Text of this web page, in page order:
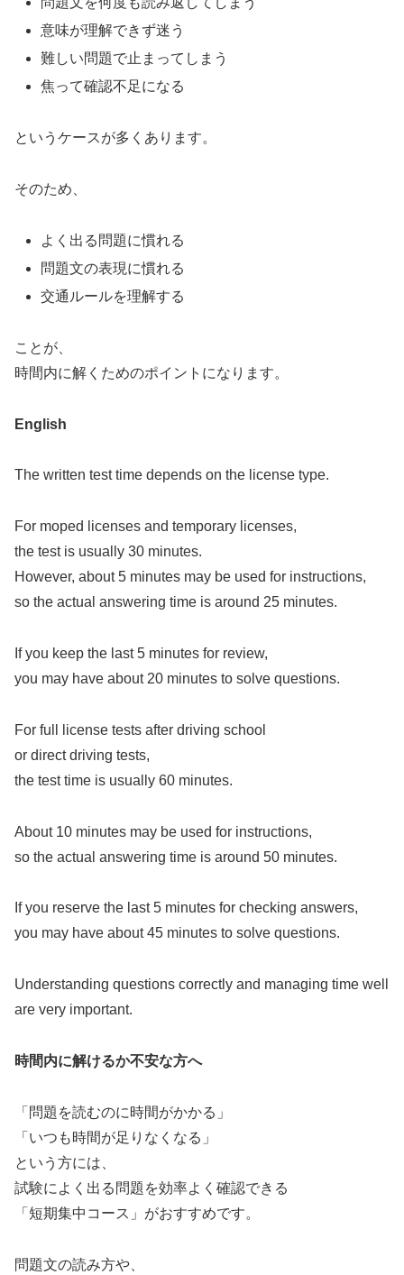
意味が理解できず迷う
難しい問題で止まってしまう
焦って確認不足になる
というケースが多くあります。
そのため、
よく出る問題に慣れる
問題文の表現に慣れる
交通ルールを理解する
ことが、
時間内に解くためのポイントになります。
English
The written test time depends on the license type.
For moped licenses and temporary licenses,
the test is usually 30 minutes.
However, about 5 minutes may be used for instructions,
so the actual answering time is around 25 minutes.
If you keep the last 5 minutes for review,
you may have about 20 minutes to solve questions.
For full license tests after driving school
or direct driving tests,
the test time is usually 60 minutes.
About 10 minutes may be used for instructions,
so the actual answering time is around 50 minutes.
If you reserve the last 5 minutes for checking answers,
you may have about 45 minutes to solve questions.
Understanding questions correctly and managing time well
are very important.
時間内に解けるか不安な方へ
「問題を読むのに時間がかかる」
「いつも時間が足りなくなる」
という方には、
試験によく出る問題を効率よく確認できる
「短期集中コース」がおすすめです。
問題文の読み方や、